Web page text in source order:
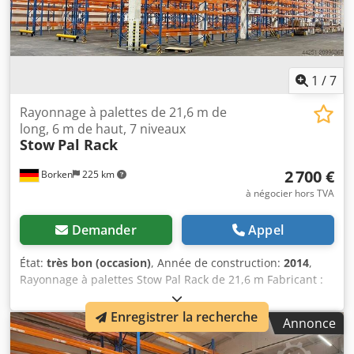
1 /7
Borken 225 km
Rayonnage à palettes de 21,6 m de
long, 6 m de haut, 7 niveaux
Stow Pal Rack
2 700 €
à négocier hors TVA
Demander Appel
État: très bon (occasion), Année de construction: 2014,
Rayonnage à palettes Stow Pal Rack de 21,6 m Fabricant :
Stow Type : Système Pal Rack Longueur de rayonnage env.
25 200 mm Hauteur des montants : env. 6 000 mm
Profondeur des montants : env. 1 100 mm Type de
montant : PLFB 16P Largeur utile par travée : 3 600 mm
Annonce
Enregistrer la recherche